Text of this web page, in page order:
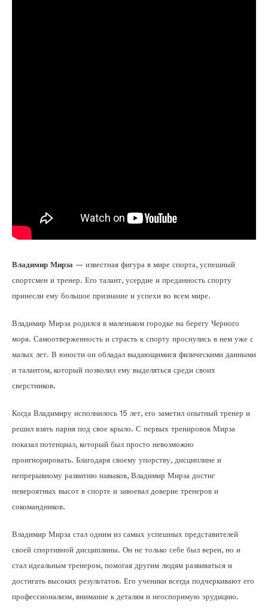
Владимир Мирза — известная фигура в мире спорта, успешный
спортсмен и тренер. Его талант, усердие и преданность спорту
принесли ему большое признание и успехи во всем мире.
Владимир Мирза родился в маленьком городке на берегу Черного
моря. Самоотверженность и страсть к спорту проснулись в нем уже с
малых лет. В юности он обладал выдающимися физическими данными
и талантом, который позволил ему выделяться среди своих
сверстников.
Когда Владимиру исполнилось 15 лет, его заметил опытный тренер и
решил взять парня под свое крыло. С первых тренировок Мирза
показал потенциал, который был просто невозможно
проигнорировать. Благодаря своему упорству, дисциплине и
непрерывному развитию навыков, Владимир Мирза достиг
невероятных высот в спорте и завоевал доверие тренеров и
сокомандников.
Владимир Мирза стал одним из самых успешных представителей
своей спортивной дисциплины. Он не только себе был верен, но и
стал идеальным тренером, помогая другим людям развиваться и
достигать высоких результатов. Его ученики всегда подчеркивают его
профессионализм, внимание к деталям и неоспоримую эрудицию.